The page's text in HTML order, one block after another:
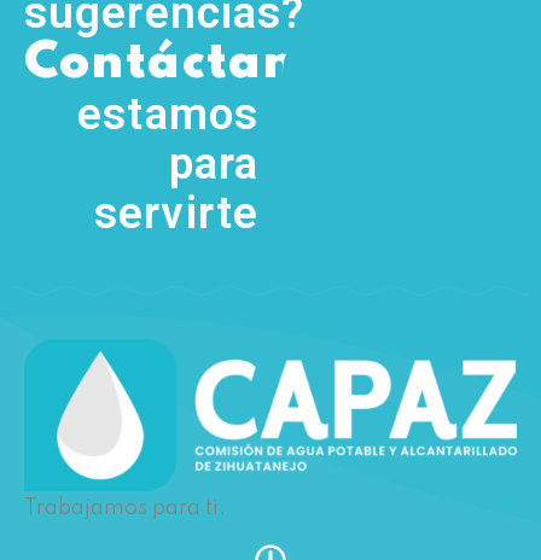
sugerencias?
Contáctanos
estamos
para
servirte
Trabajamos para ti.